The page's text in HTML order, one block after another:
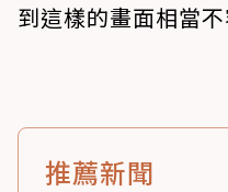
到這樣的畫面相當不
推薦新聞